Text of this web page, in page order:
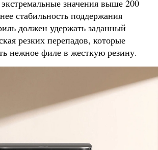
значения выше 200
стабильность поддержания
должен удержать заданный
резких перепадов, которые
нежное филе в жесткую резину.